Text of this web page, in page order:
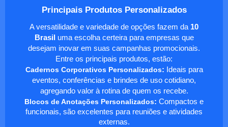
Principais Produtos Personalizados
A versatilidade e variedade de opções fazem da 10
Brasil uma escolha certeira para empresas que
desejam inovar em suas campanhas promocionais.
Entre os principais produtos, estão:
Cadernos Corporativos Personalizados: Ideais para
eventos, conferências e brindes de uso cotidiano,
agregando valor à rotina de quem os recebe.
Blocos de Anotações Personalizados: Compactos e
funcionais, são excelentes para reuniões e atividades
externas.